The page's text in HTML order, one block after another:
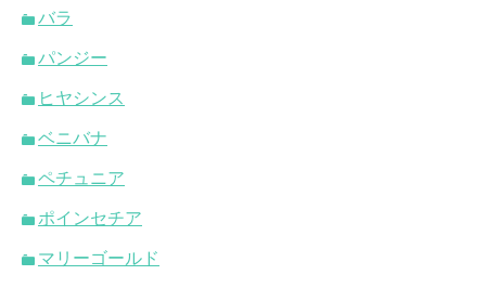
バラ
パンジー
ヒヤシンス
ベニバナ
ペチュニア
ポインセチア
マリーゴールド